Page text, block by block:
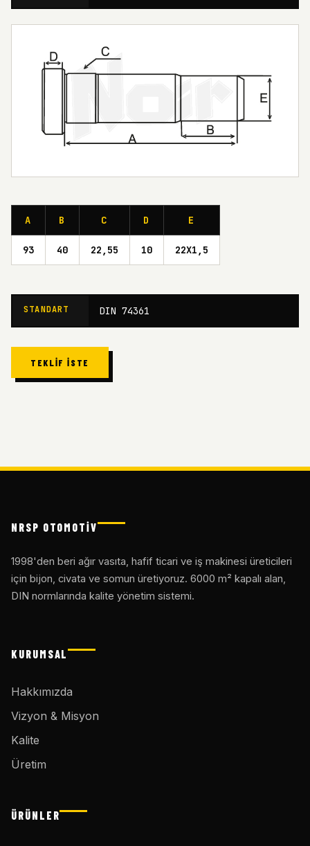
A B C D E
93 40 22,55 10 22X1,5
STANDART DIN 74361
TEKLIF İSTE
NRSP OTOMOTİV
1998'den beri ağır vasıta, hafif ticari ve iş makinesi üreticileri
için bijon, civata ve somun üretiyoruz. 6000 m² kapalı alan,
DIN normlarında kalite yönetim sistemi.
KURUMSAL
Hakkımızda
Vizyon & Misyon
Kalite
Üretim
ÜRÜNLER